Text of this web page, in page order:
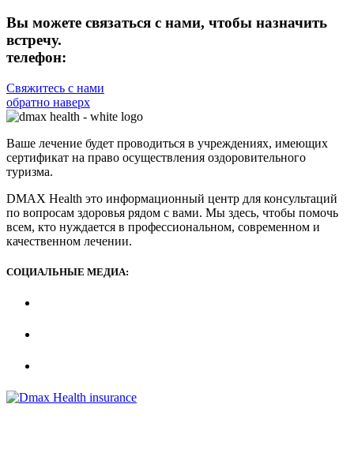
Вы можете связаться с нами, чтобы назначить
встречу.
телефон:
Свяжитесь с нами
обратно наверх
Ваше лечение будет проводиться в учреждениях, имеющих
сертификат на право осуществления оздоровительного
туризма.
DMAX Health это информационный центр для консультаций
по вопросам здоровья рядом с вами. Мы здесь, чтобы помочь
всем, кто нуждается в профессиональном, современном и
качественном лечении.
СОЦИАЛЬНЫЕ МЕДИА: